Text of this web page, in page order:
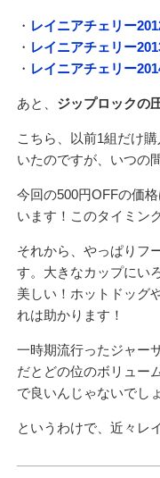
・ レイニアチェリー
・ レイニアチェリー
・ レイニアチェリー
あと、 ジップロックの
こちら、以前1組だけ
いたのですが、いつの
今回の500円OFFの価
います！このタイミン
それから、やっぱりフ
す。大きなカップにい
美しい！ホットドッグ
れは助かります！
一時期流行ったジャー
だとどの位のボリュー
で良いんじゃないでし
というわけで、近々レ